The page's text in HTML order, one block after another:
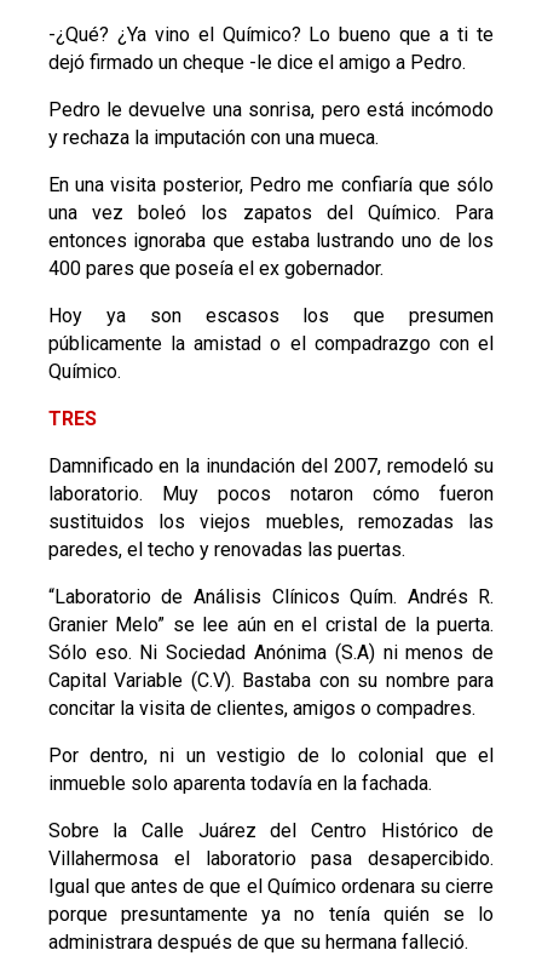
-¿Qué? ¿Ya vino el Químico? Lo bueno que a ti te
dejó firmado un cheque -le dice el amigo a Pedro.
Pedro le devuelve una sonrisa, pero está incómodo
y rechaza la imputación con una mueca.
En una visita posterior, Pedro me confiaría que sólo
una vez boleó los zapatos del Químico. Para
entonces ignoraba que estaba lustrando uno de los
400 pares que poseía el ex gobernador.
Hoy ya son escasos los que presumen
públicamente la amistad o el compadrazgo con el
Químico.
TRES
Damnificado en la inundación del 2007, remodeló su
laboratorio. Muy pocos notaron cómo fueron
sustituidos los viejos muebles, remozadas las
paredes, el techo y renovadas las puertas.
“Laboratorio de Análisis Clínicos Quím. Andrés R.
Granier Melo” se lee aún en el cristal de la puerta.
Sólo eso. Ni Sociedad Anónima (S.A) ni menos de
Capital Variable (C.V). Bastaba con su nombre para
concitar la visita de clientes, amigos o compadres.
Por dentro, ni un vestigio de lo colonial que el
inmueble solo aparenta todavía en la fachada.
Sobre la Calle Juárez del Centro Histórico de
Villahermosa el laboratorio pasa desapercibido.
Igual que antes de que el Químico ordenara su cierre
porque presuntamente ya no tenía quién se lo
administrara después de que su hermana falleció.